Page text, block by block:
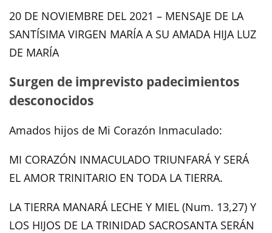
20 DE NOVIEMBRE DEL 2021 – MENSAJE DE LA
SANTÍSIMA VIRGEN MARÍA A SU AMADA HIJA LUZ
DE MARÍA
Surgen de imprevisto padecimientos
desconocidos
Amados hijos de Mi Corazón Inmaculado:
MI CORAZÓN INMACULADO TRIUNFARÁ Y SERÁ
EL AMOR TRINITARIO EN TODA LA TIERRA.
LA TIERRA MANARÁ LECHE Y MIEL (Num. 13,27) Y
LOS HIJOS DE LA TRINIDAD SACROSANTA SERÁN